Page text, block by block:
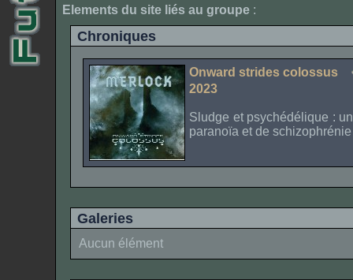
Elements du site liés au groupe :
Chroniques
Onward strides colossus
2023
Sludge et psychédélique :
paranoïa et de schizophrénie
Galeries
Aucun élément